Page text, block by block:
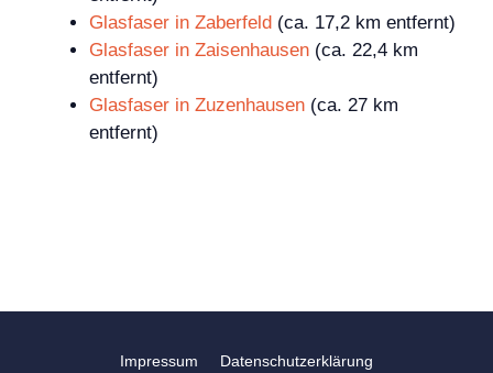
Glasfaser in Zaberfeld (ca. 17,2 km entfernt)
Glasfaser in Zaisenhausen (ca. 22,4 km
entfernt)
Glasfaser in Zuzenhausen (ca. 27 km
entfernt)
Impressum Datenschutzerklärung